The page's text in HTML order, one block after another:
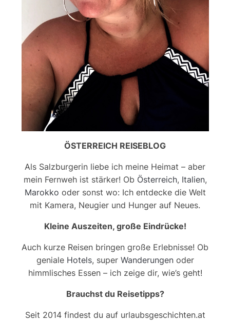
ÖSTERREICH REISEBLOG
Als Salzburgerin liebe ich meine Heimat – aber
mein Fernweh ist stärker! Ob Österreich, Italien,
Marokko oder sonst wo: Ich entdecke die Welt
mit Kamera, Neugier und Hunger auf Neues.
Kleine Auszeiten, große Eindrücke!
Auch kurze Reisen bringen große Erlebnisse! Ob
geniale Hotels, super Wanderungenoder
himmlisches Essen – ich zeige dir, wie’s geht!
Brauchst du Reisetipps?
Seit 2014 findest du auf urlaubsgeschichten.at